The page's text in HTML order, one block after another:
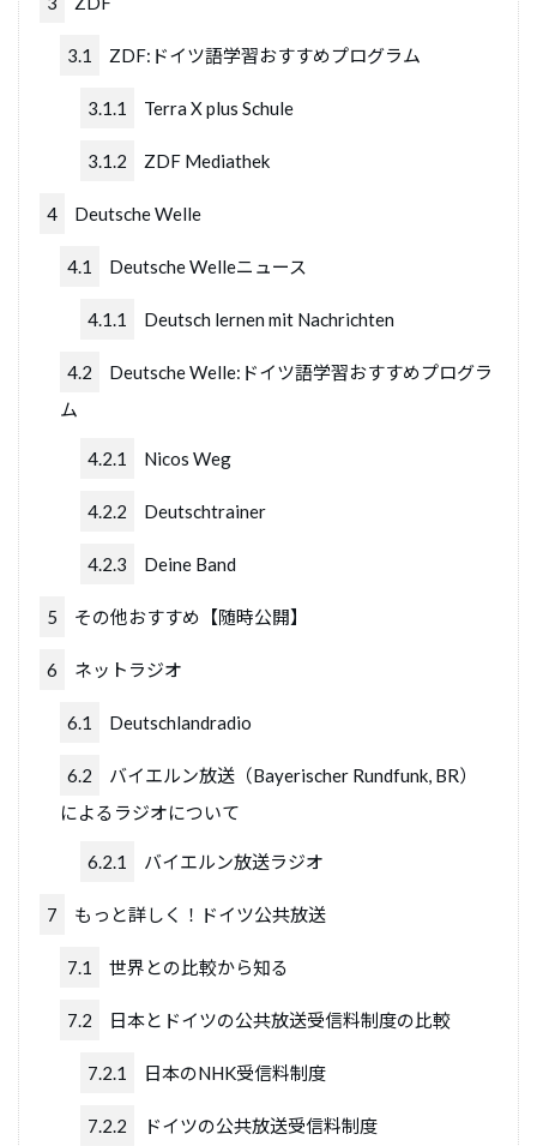
3.1 ZDF:ドイツ語学習おすすめプログラム
3.1.1 Terra X plus Schule
3.1.2 ZDF Mediathek
4 Deutsche Welle
4.1 Deutsche Welleニュース
4.1.1 Deutsch lernen mit Nachrichten
4.2
Deutsche Welle:ドイツ語学習おすすめプログラ
ム
4.2.1 Nicos Weg
4.2.2 Deutschtrainer
4.2.3 Deine Band
5 その他おすすめ【随時公開】
6 ネットラジオ
6.1 Deutschlandradio
6.2
バイエルン放送（Bayerischer Rundfunk, BR）
によるラジオについて
6.2.1 バイエルン放送ラジオ
7 もっと詳しく！ドイツ公共放送
7.1 世界との比較から知る
7.2 日本とドイツの公共放送受信料制度の比較
7.2.1 日本のNHK受信料制度
7.2.2 ドイツの公共放送受信料制度